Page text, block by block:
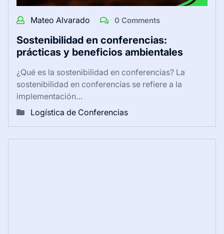
Mateo Alvarado 0 Comments
Sostenibilidad en conferencias:
prácticas y beneficios ambientales
¿Qué es la sostenibilidad en conferencias? La
sostenibilidad en conferencias se refiere a la
implementación…
Logística de Conferencias